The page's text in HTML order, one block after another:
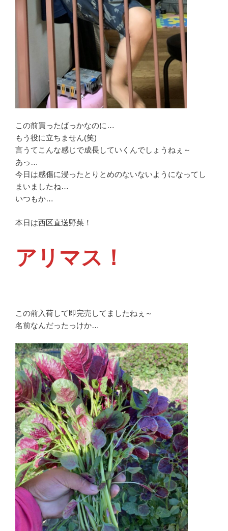
この前買ったばっかなのに…
もう役に立ちません(笑)
言うてこんな感じで成長していくんでしょうねぇ～
あっ…
今日は感傷に浸ったとりとめのないないようになってし
まいましたね…
いつもか…
本日は西区直送野菜！
アリマス！
この前入荷して即完売してましたねぇ～
名前なんだったっけか…